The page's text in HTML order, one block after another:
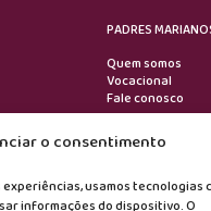
o consentimento
usamos tecnologias
informações do dispositivo. O
PADRES
Quem somos
Vocacional
Fale conosco